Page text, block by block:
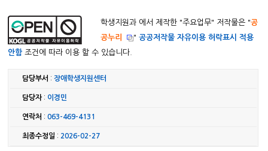
학생지원과 에서 제작한 "주요업무" 저작물은 "공
공누리
"공공저작물 자유이용 허락표시 적용
안함조건에 따라 이용 할 수 있습니다.
담당부서 :장애학생지원센터
담당자: 이경민
연락처 :063-469-4131
최종수정일 : 2026-02-27